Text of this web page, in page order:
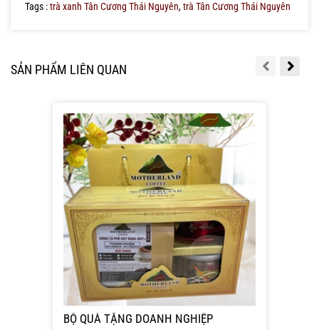
Tags :trà xanh Tân Cương Thái Nguyên,trà Tân Cương Thái Nguyên
SẢN PHẨM LIÊN QUAN
BỘ QUÀ TẶNG DOANH NGHIỆP